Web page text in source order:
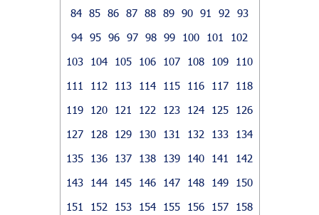
84 85 86 87 88 89 90 91 92
93
94 95 96 97 98 99 100 101
102
103
104 105 106 107 108 109
110
111
112 113 114 115 116 117
118
119
120 121 122 123 124 125
126
127
128 129 130 131 132 133
134
135
136 137 138 139 140 141
142
143
144 145 146 147 148 149
150
151
152 153 154 155 156 157
158